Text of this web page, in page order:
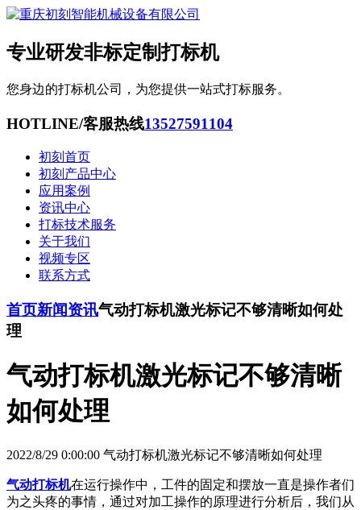
专业研发非标定制打标机
您身边的打标机公司，为您提供一站式打标服务。
HOTLINE/客服热线13527591104
初刻首页
初刻产品中心
应用案例
资讯中心
打标技术服务
关于我们
视频专区
联系方式
首页新闻资讯气动打标机激光标记不够清晰如何处
理
气动打标机激光标记不够清晰
如何处理
2022/8/29 0:00:00 气动打标机激光标记不够清晰如何处理
气动打标机在运行操作中，工件的固定和摆放一直是操作者们
为之头疼的事情，通过对加工操作的原理进行分析后，我们从